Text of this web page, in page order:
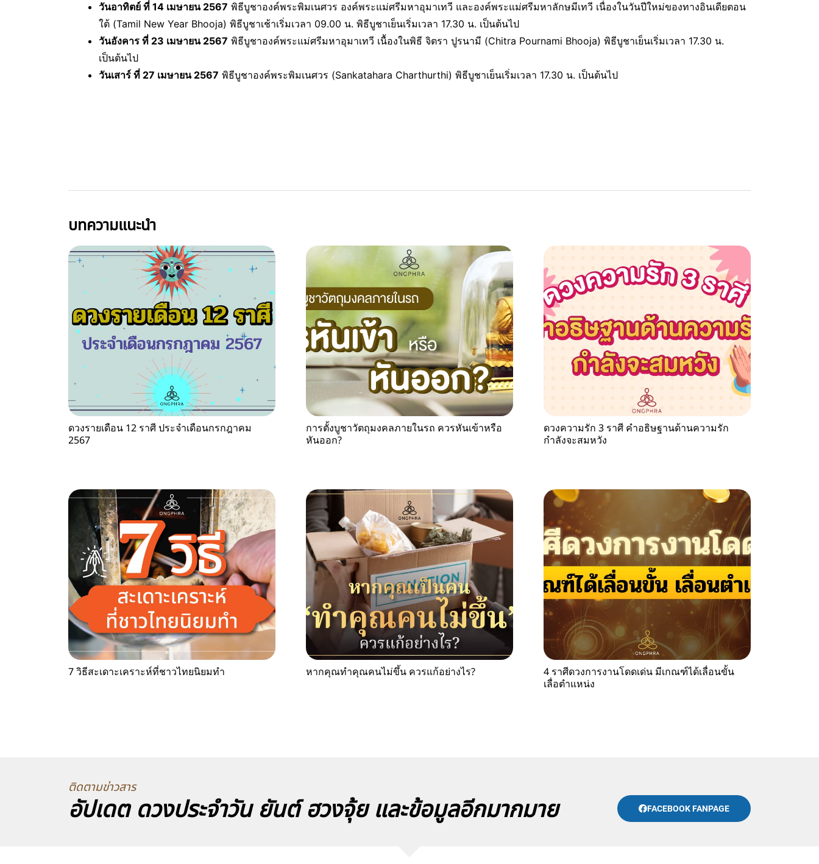
วันอาทิตย์ ที่ 14 เมษายน 2567 พิธีบูชาองค์พระพิมเนศวร องค์พระแม่ศรีมหาอุมาเทวี และองค์พระแม่ศรีมหาลักษมีเทวี เนื่องในวันปีใหม่ของทางอินเดียตอน
ใต้ (Tamil New Year Bhooja) พิธีบูชาเช้าเริ่มเวลา 09.00 น. พิธีบูชาเย็นเริ่มเวลา 17.30 น. เป็นต้นไป
วันอังคาร ที่ 23 เมษายน 2567 พิธีบูชาองค์พระแม่ศรีมหาอุมาเทวี เนื้องในพิธี จิตรา ปูรนามี (Chitra Pournami Bhooja) พิธีบูชาเย็นเริ่มเวลา 17.30 น.
เป็นต้นไป
วันเสาร์ ที่ 27 เมษายน 2567 พิธีบูชาองค์พระพิมเนศวร (Sankatahara Charthurthi) พิธีบูชาเย็นเริ่มเวลา 17.30 น. เป็นต้นไป
บทความแนะนำ
ดวงรายเดือน 12 ราศี ประจำเดือนกรกฎาคม
2567
การตั้งบูชาวัตถุมงคลภายในรถ ควรหันเข้าหรือ
หันออก?
ดวงความรัก 3 ราศี คำอธิษฐานด้านความรัก
กำลังจะสมหวัง
7 วิธีสะเดาะเคราะห์ที่ชาวไทยนิยมทำ หากคุณทำคุณคนไม่ขึ้น ควรแก้อย่างไร?
4 ราศีดวงการงานโดดเด่น มีเกณฑ์ได้เลื่อนขั้น
เลื่อตำแหน่ง
ติดตามข่าวสาร
อัปเดต ดวงประจำวัน ยันต์ ฮวงจุ้ย และข้อมูลอีกมากมาย FACEBOOK FANPAGE